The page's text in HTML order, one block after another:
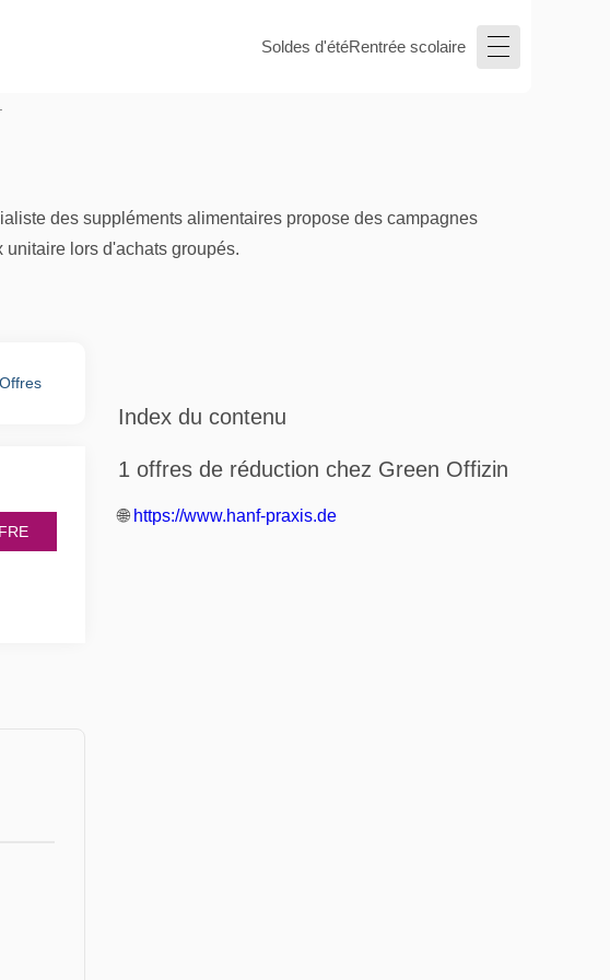
Soldes d'étéRentrée scolaire
des suppléments alimentaires propose des campagnes
lors d'achats groupés.
Offres
Index du contenu
1 offres de réduction chez Green Offizin
🌐 https://www.hanf-praxis.de